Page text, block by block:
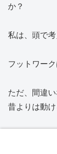
か？
私は、頭で考
フットワーク
ただ、間違い
昔よりは動